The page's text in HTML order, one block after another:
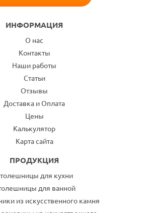
ИНФОРМАЦИЯ
О нас
Контакты
Наши работы
Статьи
Отзывы
Доставка и Оплата
Цены
Калькулятор
Карта сайта
ПРОДУКЦИЯ
для кухни
для ванной
из искусственного камня